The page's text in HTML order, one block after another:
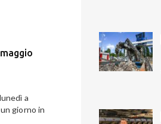
a
giorno in